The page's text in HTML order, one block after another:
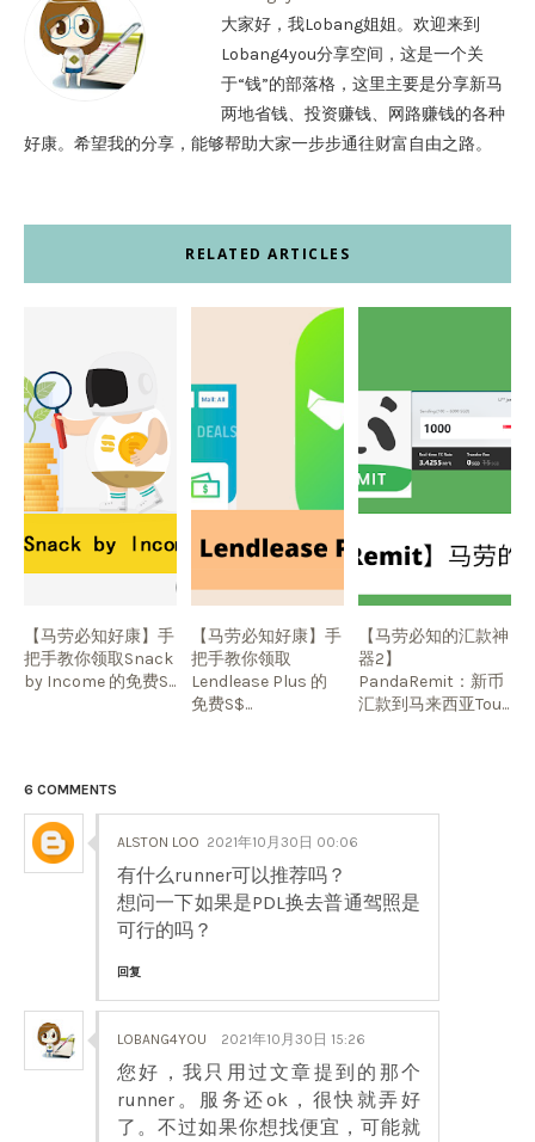
大家好，我Lobang姐姐。欢迎来到
Lobang4you分享空间，这是一个关
于“钱”的部落格，这里主要是分享新马
两地省钱、投资赚钱、网路赚钱的各种
好康。希望我的分享，能够帮助大家一步步通往财富自由之路。
RELATED ARTICLES
【马劳必知好康】手
把手教你领取Snack
by Income 的免费S...
【马劳必知好康】手
把手教你领取
Lendlease Plus 的
免费S$...
【马劳必知的汇款神
器2】
PandaRemit：新币
汇款到马来西亚Tou...
6 COMMENTS
ALSTON LOO 2021年10月30日 00:06
有什么runner可以推荐吗？
想问一下如果是PDL换去普通驾照是
可行的吗？
回复
LOBANG4YOU 2021年10月30日 15:26
您好，我只用过文章提到的那个
runner。服务还ok，很快就弄好
了。不过如果你想找便宜，可能就